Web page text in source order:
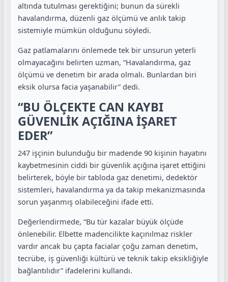
altında tutulması gerektiğini; bunun da sürekli
havalandırma, düzenli gaz ölçümü ve anlık takip
sistemiyle mümkün olduğunu söyledi.
Gaz patlamalarını önlemede tek bir unsurun yeterli
olmayacağını belirten uzman, “Havalandırma, gaz
ölçümü ve denetim bir arada olmalı. Bunlardan biri
eksik olursa facia yaşanabilir” dedi.
“BU ÖLÇEKTE CAN KAYBI
GÜVENLİK AÇIĞINA İŞARET
EDER”
247 işçinin bulunduğu bir madende 90 kişinin hayatını
kaybetmesinin ciddi bir güvenlik açığına işaret ettiğini
belirterek, böyle bir tabloda gaz denetimi, dedektör
sistemleri, havalandırma ya da takip mekanizmasında
sorun yaşanmış olabileceğini ifade etti.
Değerlendirmede, “Bu tür kazalar büyük ölçüde
önlenebilir. Elbette madencilikte kaçınılmaz riskler
vardır ancak bu çapta facialar çoğu zaman denetim,
tecrübe, iş güvenliği kültürü ve teknik takip eksikliğiyle
bağlantılıdır” ifadelerini kullandı.